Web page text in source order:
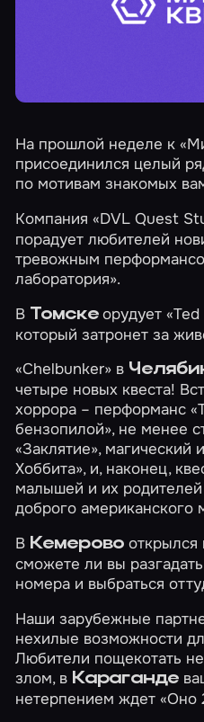
На прошлой неделе к
присоединился целый
по мотивам знакомых
Компания «DVL Quest
порадует любителей
тревожным
лаборатория».
В Томске орудует
который затронет за
«Chelbunker» в
четыре новых квеста!
хоррора – перформанс
бензопилой», не менее
«Заклятие», магический
Хоббита», и, наконец,
малышей и их
доброго американского
В Кемерово открылся
сможете ли вы
номера и выбраться
Наши зарубежные
нехилые возможности
Любители пощекотать
злом, в Караганде
нетерпением ждет«Оно